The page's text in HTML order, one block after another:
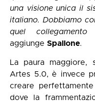
una visione unica il
italiano. Dobbiamo
quel collegamento
aggiunge Spallone.
La paura maggiore,
Artes 5.0, è invece
creare
dove la